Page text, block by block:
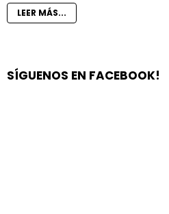
LEER MÁS...
SÍGUENOS EN FACEBOOK!